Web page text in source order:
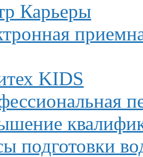
Карьеры
KIDS
подготовки